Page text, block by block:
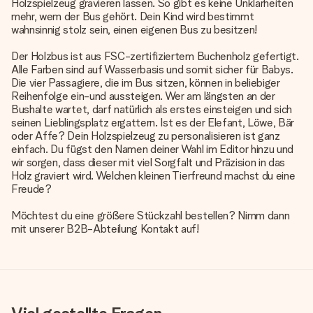
Holzspielzeug gravieren lassen. So gibt es keine Unklarheiten
mehr, wem der Bus gehört. Dein Kind wird bestimmt
wahnsinnig stolz sein, einen eigenen Bus zu besitzen!
Der Holzbus ist aus FSC-zertifiziertem Buchenholz gefertigt.
Alle Farben sind auf Wasserbasis und somit sicher für Babys.
Die vier Passagiere, die im Bus sitzen, können in beliebiger
Reihenfolge ein-und aussteigen. Wer am längsten an der
Bushalte wartet, darf natürlich als erstes einsteigen und sich
seinen Lieblingsplatz ergattern. Ist es der Elefant, Löwe, Bär
oder Affe? Dein Holzspielzeug zu personalisieren ist ganz
einfach. Du fügst den Namen deiner Wahl im Editor hinzu und
wir sorgen, dass dieser mit viel Sorgfalt und Präzision in das
Holz graviert wird. Welchen kleinen Tierfreund machst du eine
Freude?
Möchtest du eine größere Stückzahl bestellen? Nimm dann
mit unserer B2B-Abteilung Kontakt auf!